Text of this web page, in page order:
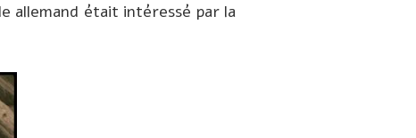
allemand était intéressé par la